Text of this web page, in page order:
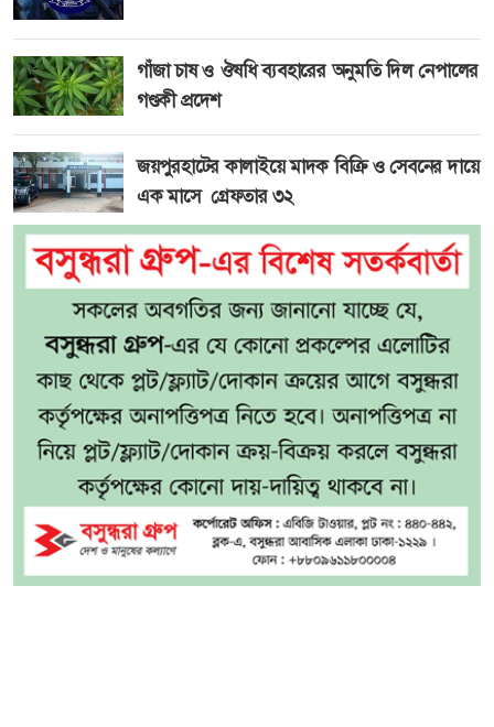
গাঁজা চাষ ও ঔষধি ব্যবহারের অনুমতি দিল নেপালের
গণ্ডকী প্রদেশ
জয়পুরহাটের কালাইয়ে মাদক বিক্রি ও সেবনের দায়ে
এক মাসে গ্রেফতার ৩২